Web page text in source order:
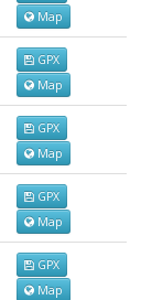
Map
GPX
Map
GPX
Map
GPX
Map
GPX
Map